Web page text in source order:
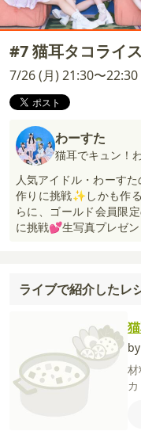
#7 猫耳タコライ
7/26 (月) 21:30〜22:30
わーすた
猫耳でキュン！
人気アイドル・わーす
作りに挑戦✨しかも作
らに、ゴールド会員限
に挑戦💕生写真プレゼ
ライブで紹介したレ
材